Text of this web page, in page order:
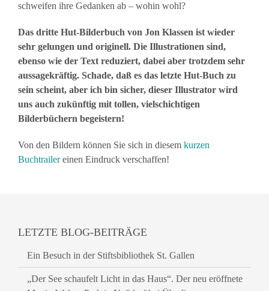
schweifen ihre Gedanken ab – wohin wohl?
Das dritte Hut-Bilderbuch von Jon Klassen ist wieder
sehr gelungen und originell. Die Illustrationen sind,
ebenso wie der Text reduziert, dabei aber trotzdem sehr
aussagekräftig. Schade, daß es das letzte Hut-Buch zu
sein scheint, aber ich bin sicher, dieser Illustrator wird
uns auch zukünftig mit tollen, vielschichtigen
Bilderbüchern begeistern!
Von den Bildern können Sie sich in diesem kurzen
Buchtrailereinen Eindruck verschaffen!
LETZTE BLOG-BEITRÄGE
Ein Besuch in der Stiftsbibliothek St. Gallen
„Der See schaufelt Licht in das Haus“. Der neu eröffnete